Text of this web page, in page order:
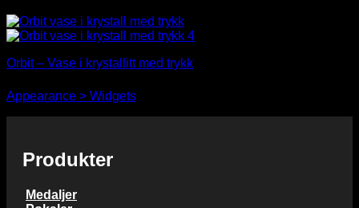
kr 189,00
til
Orbit – Vase i krystallitt med trykk
kr490,00 – kr 731,00Prisområde:
kr 490,00
til
Appearance > Widgets
Produkter
Medaljer